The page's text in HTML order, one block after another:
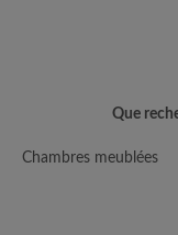
Que
Chambres meublées